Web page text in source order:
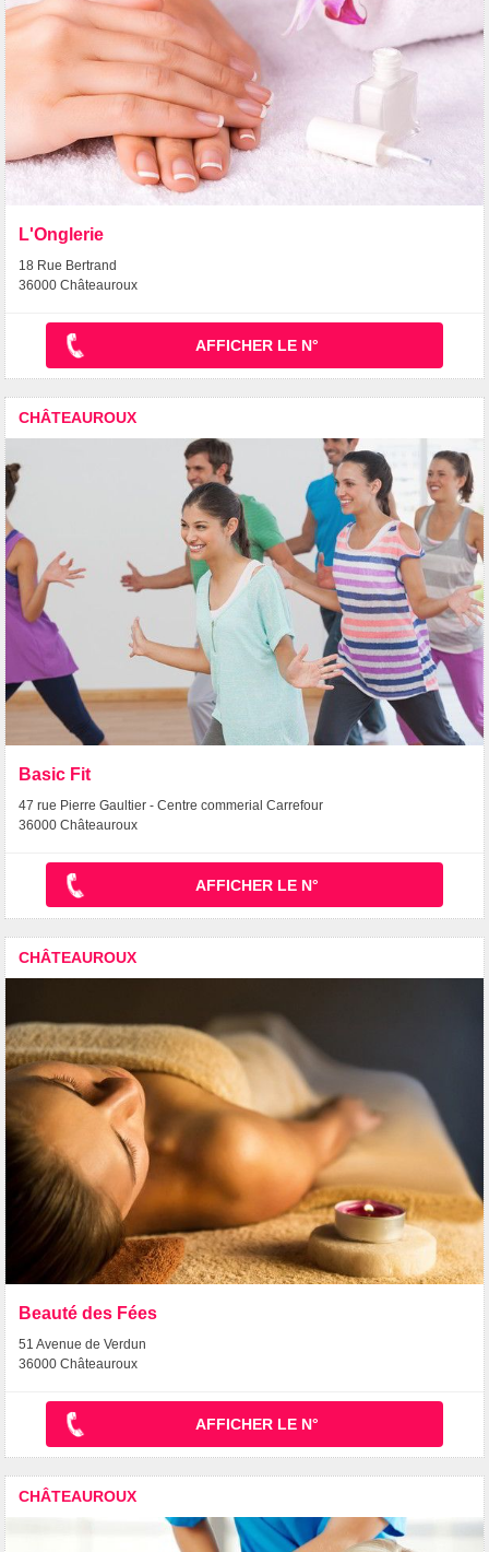
L'Onglerie
18 Rue Bertrand
36000 Châteauroux
AFFICHER LE N°
CHÂTEAUROUX
Basic Fit
47 rue Pierre Gaultier - Centre commerial Carrefour
36000 Châteauroux
AFFICHER LE N°
CHÂTEAUROUX
Beauté des Fées
51 Avenue de Verdun
36000 Châteauroux
AFFICHER LE N°
CHÂTEAUROUX